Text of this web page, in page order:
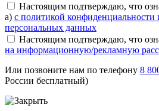
Настоящим подтверждаю, что
а) с политикой конфиденциальности
персональных данных
Настоящим подтверждаю, что
на информационную/рекламную
Или позвоните нам по телефону 8
России бесплатный)